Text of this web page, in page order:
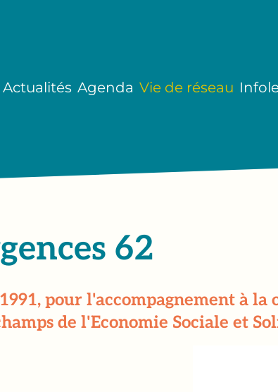
Actualités Agenda Vie de réseau
62
pour l'accompagnement à
de l'Economie Sociale et